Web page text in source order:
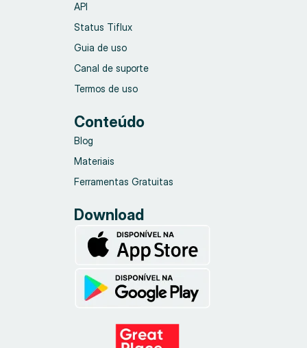
API
Status Tiflux
Guia de uso
Canal de suporte
Termos de uso
Conteúdo
Blog
Materiais
Ferramentas Gratuitas
Download